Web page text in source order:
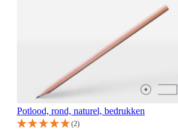
Potlood, rond, naturel, bedrukken
(2)